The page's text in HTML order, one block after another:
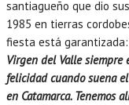
santiagueño que dio
1985 en tierras
fiesta está garantizada:
Virgen del Valle siempre
felicidad cuando suena
en Catamarca. Tenemos